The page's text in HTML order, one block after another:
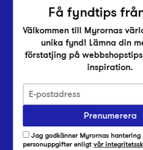
Integritetsskyddspolicy
Har du frågor om onlineköp, leverans eller
Har du frågor om vår verksamhet?
Vanliga frågor om Myrorna
Få fyndtips
Välkommen till Myrornas
unika fynd! Lämna din
förstatjing på
inspiration.
Prenumerera
Jag godkänner Myrornas hantering
personuppgifter enligtvår